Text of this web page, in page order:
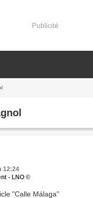
Publicité
12:24
- LNO ©